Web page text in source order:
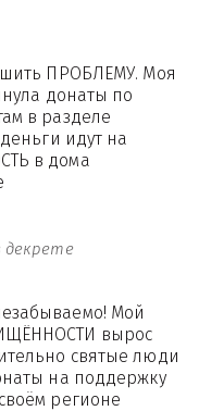
ПРОБЛЕМУ. Моя
донаты по
в разделе
идут на
в дома
Мой
вырос
святые люди
на поддержку
регионе